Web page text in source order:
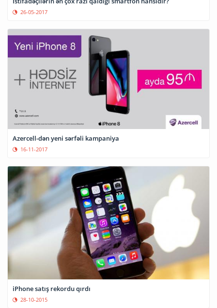
26-05-2017
Azercell-dən yeni sərfəli kampaniya
16-11-2017
iPhone satış rekordu qırdı
28-10-2015